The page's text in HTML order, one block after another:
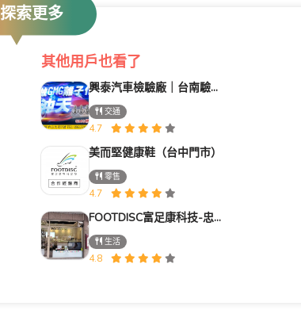
探索更多
其他用戶也看了
興泰汽車檢驗廠｜台南驗車｜修車｜汽車保養《路馳揚歸仁店》
交通
4.7
美而堅健康鞋（台中門市）
零售
4.7
FOOTDISC富足康科技-忠孝直營門市
生活
4.8